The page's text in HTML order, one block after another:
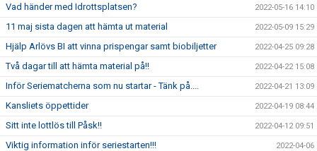
Vad händer med Idrottsplatsen? 2022-05-16 14:10
11 maj sista dagen att hämta ut material 2022-05-09 15:29
Hjälp Arlövs BI att vinna prispengar samt biobiljetter 2022-04-25 09:28
Två dagar till att hämta material på!! 2022-04-22 15:08
Inför Seriematcherna som nu startar - Tänk på.... 2022-04-21 13:09
Kansliets öppettider 2022-04-19 08:44
Sitt inte lottlös till Påsk!! 2022-04-12 09:51
Viktig information inför seriestarten!!! 2022-04-06